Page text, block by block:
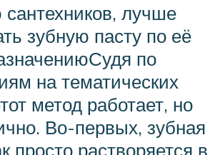
лучше
зубную пасту по её
по
на тематических
метод работает, но
Во-первых, зубная
просто растворяется в